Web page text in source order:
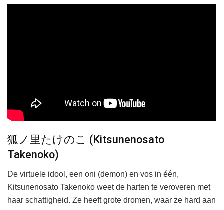
狐ノ里たけのこ (Kitsunenosato
Takenoko)
De virtuele idool, een oni (demon) en vos in één,
Kitsunenosato Takenoko weet de harten te veroveren met
haar schattigheid. Ze heeft grote dromen, waar ze hard aan